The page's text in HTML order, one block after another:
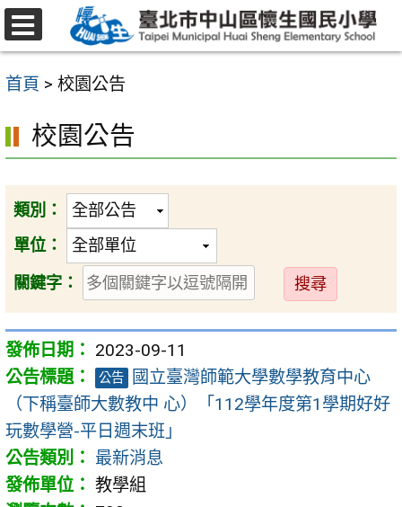
跳
至
要
容
首頁 > 校園公告
校園公告
類別：
單位：
關鍵字：
送
出
2023-09-11
公告
國立臺灣師範大學數學教育中心
（下稱臺師大數教中 心）「112學年度第1學期好好
玩數學營-平日週末班」
最新消息
教學組
選
單